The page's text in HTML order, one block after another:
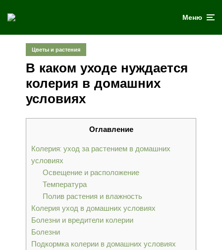
Меню
Цветы и растения
В каком уходе нуждается
колерия в домашних
условиях
Оглавление
Колерия: уход за растением в домашних
условиях
Освещение и расположение
Температура
Полив растения и влажность
Колерия уход в домашних условиях
Болезни и вредители колерии
Болезни
Подкормка колерии в домашних условиях